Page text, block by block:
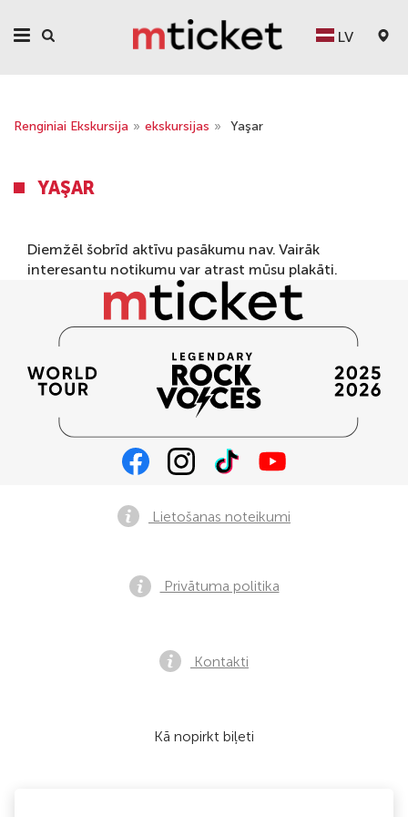
LV
Renginiai Ekskursija » ekskursijas » Yaşar
YAŞAR
Diemžēl šobrīd aktīvu pasākumu nav. Vairāk
interesantu notikumu var atrast mūsu plakāti.
Lietošanas noteikumi
Privātuma politika
Kontakti
Kā nopirkt biļeti